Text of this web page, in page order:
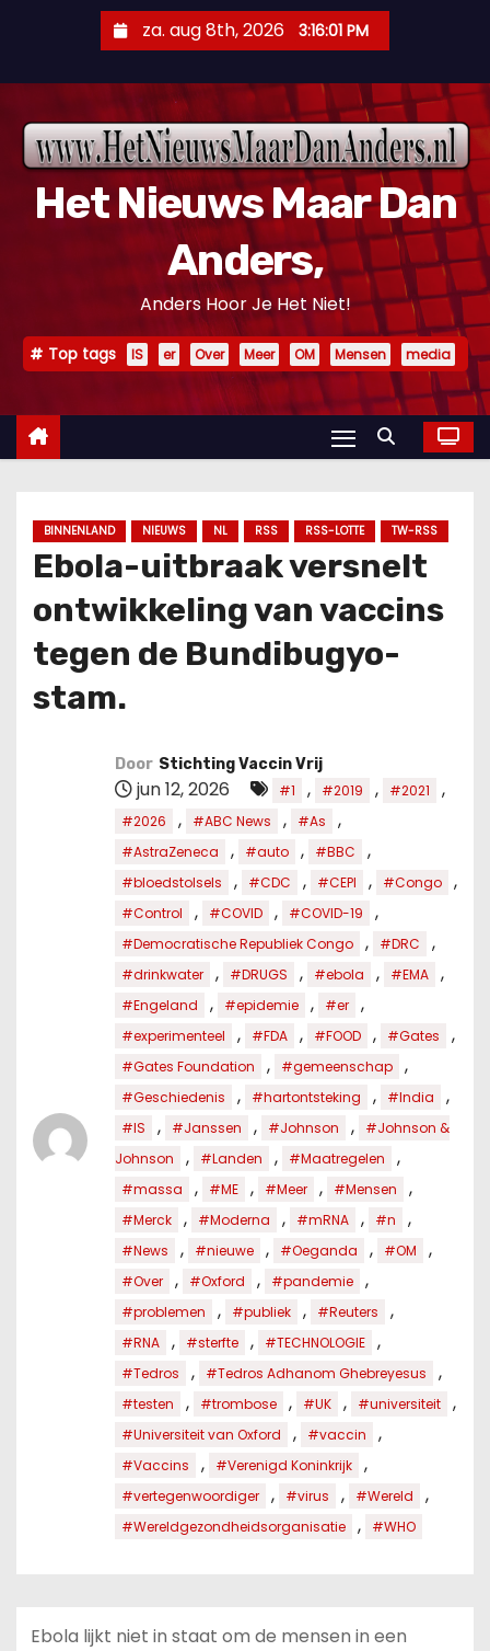
n
za. aug 8th, 2026 3:16:02 PM
Het Nieuws Maar Dan
Anders,
Anders Hoor Je Het Niet!
Top tags IS er Over Meer OM Mensen media
BINNENLAND NIEUWS NL RSS RSS-LOTTE TW-RSS
Ebola-uitbraak versnelt
ontwikkeling van vaccins
tegen de Bundibugyo-
stam.
Door Stichting Vaccin Vrij
jun 12, 2026 #1 , #2019 , #2021 ,
#2026 , #ABC News , #As ,
#AstraZeneca , #auto , #BBC ,
#bloedstolsels , #CDC , #CEPI , #Congo ,
#Control , #COVID , #COVID-19 ,
#Democratische Republiek Congo , #DRC ,
#drinkwater , #DRUGS , #ebola , #EMA ,
#Engeland , #epidemie , #er ,
#experimenteel , #FDA , #FOOD , #Gates ,
#Gates Foundation , #gemeenschap ,
#Geschiedenis , #hartontsteking , #India ,
#IS , #Janssen , #Johnson ,
#Johnson &
Johnson
, #Landen , #Maatregelen ,
#massa , #ME , #Meer , #Mensen ,
#Merck , #Moderna , #mRNA , #n ,
#News , #nieuwe , #Oeganda , #OM ,
#Over , #Oxford , #pandemie ,
#problemen , #publiek , #Reuters ,
#RNA , #sterfte , #TECHNOLOGIE ,
#Tedros , #Tedros Adhanom Ghebreyesus ,
#testen , #trombose , #UK , #universiteit ,
#Universiteit van Oxford , #vaccin ,
#Vaccins , #Verenigd Koninkrijk ,
#vertegenwoordiger , #virus , #Wereld ,
#Wereldgezondheidsorganisatie , #WHO
Ebola lijkt niet in staat om de mensen in een